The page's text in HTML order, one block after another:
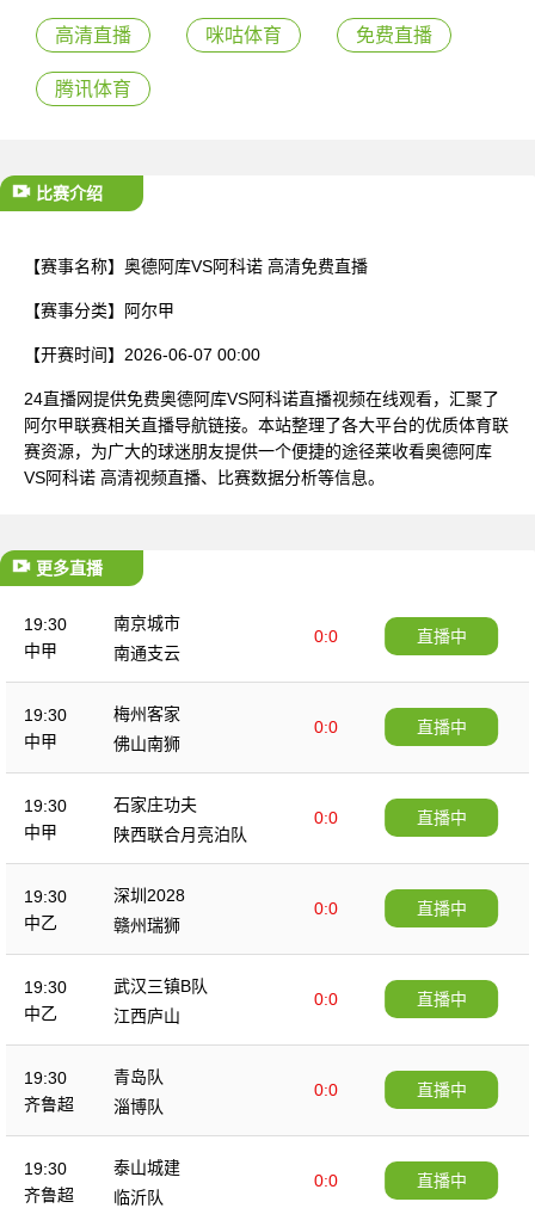
高清直播 咪咕体育 免费直播
腾讯体育
比赛介绍
【赛事名称】 奥德阿库VS阿科诺 高清免费直播
【赛事分类】 阿尔甲
【开赛时间】 2026-06-07 00:00
24直播网提供免费奥德阿库VS阿科诺直播视频在线观看，汇聚了
阿尔甲联赛相关直播导航链接。本站整理了各大平台的优质体育联
赛资源，为广大的球迷朋友提供一个便捷的途径莱收看奥德阿库
VS阿科诺 高清视频直播、比赛数据分析等信息。
更多直播
19:30
中甲
南京城市
0:0
南通支云
直播中
19:30
中甲
梅州客家
0:0
佛山南狮
直播中
19:30
中甲
石家庄功夫
0:0
陕西联合月亮泊队
直播中
19:30
中乙
深圳2028
0:0
赣州瑞狮
直播中
19:30
中乙
武汉三镇B队
0:0
江西庐山
直播中
19:30
齐鲁超
青岛队
0:0
淄博队
直播中
19:30
齐鲁超
泰山城建
0:0
临沂队
直播中